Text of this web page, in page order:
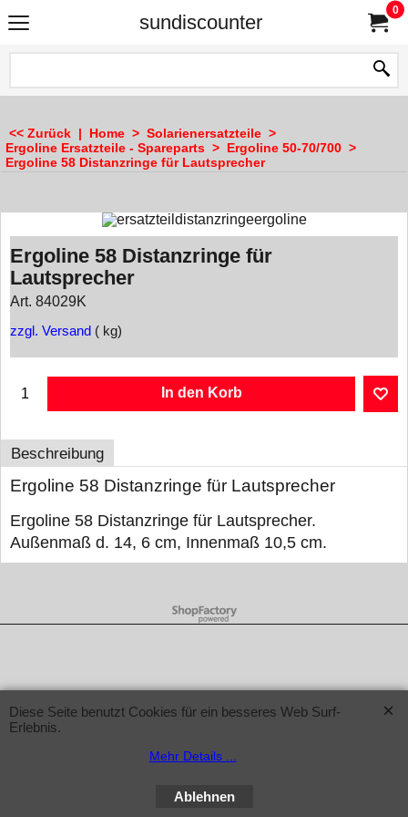
sundiscounter
0
<< Zurück | Home > Solarienersatzteile >
Ergoline Ersatzteile - Spareparts > Ergoline 50-70/700 >
Ergoline 58 Distanzringe für Lautsprecher
Ergoline 58 Distanzringe für
Lautsprecher
Art. 84029K
zzgl. Versand kg
In den Korb
Beschreibung
Ergoline 58 Distanzringe für Lautsprecher
Ergoline 58 Distanzringe für Lautsprecher.
Außenmaß d. 14, 6 cm, Innenmaß 10,5 cm.
WebShop erstellt mit ShopFactory Shop Software.
Diese Seite benutzt Cookies für ein besseres Web Surf-
Erlebnis.
Mehr Details ...
Ablehnen